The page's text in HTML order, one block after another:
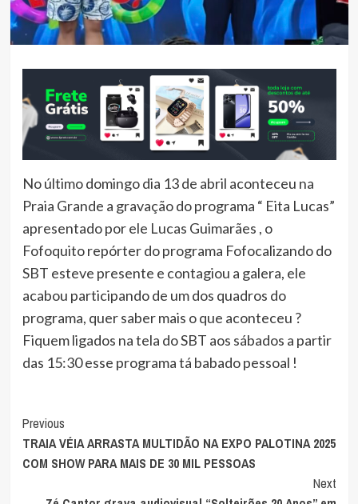
No último domingo dia 13 de abril aconteceu na
Praia Grande a gravação do programa “ Eita Lucas”
apresentado por ele Lucas Guimarães , o
Fofoquito repórter do programa Fofocalizando do
SBT esteve presente e contagiou a galera, ele
acabou participando de um dos quadros do
programa, quer saber mais o que aconteceu ?
Fiquem ligados na tela do SBT aos sábados a partir
das 15:30 esse programa tá babado pessoal !
Post
Navigation
Previous
TRAIA VÉIA ARRASTA MULTIDÃO NA EXPO PALOTINA 2025
COM SHOW PARA MAIS DE 30 MIL PESSOAS
Next